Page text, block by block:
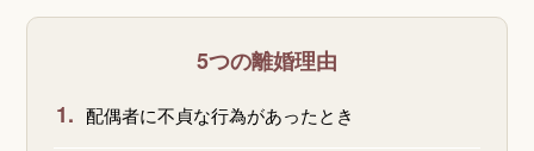
5つの離婚理由
1. 配偶者に不貞な行為があったとき